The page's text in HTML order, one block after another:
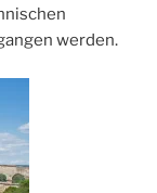
werden.